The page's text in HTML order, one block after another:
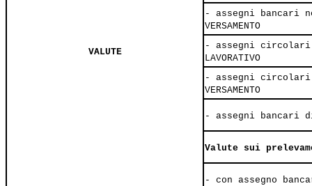
VALUTE
- assegni bancari
VERSAMENTO
- assegni circolari
LAVORATIVO
- assegni circolari
VERSAMENTO
- assegni bancari di
Valute sui
- con assegno